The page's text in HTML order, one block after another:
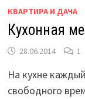
КВАРТИРА И ДАЧА
Кухонная
28.06.2014 1
На кухне
свободного